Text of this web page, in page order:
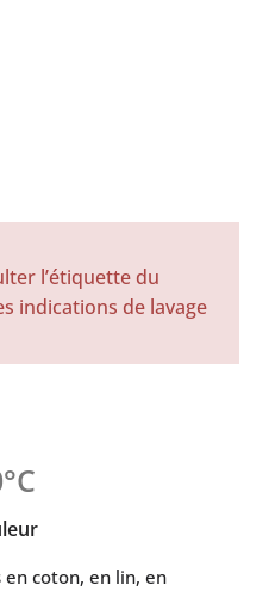
l’étiquette du
indications de lavage
en coton, en lin, en